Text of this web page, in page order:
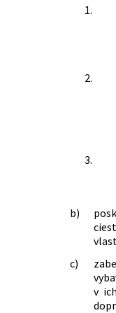
1.
2.
3.
b)
c)
v